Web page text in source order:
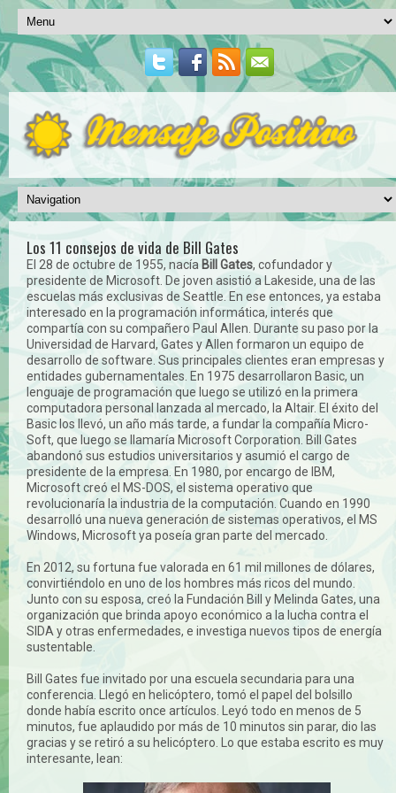
Los 11 consejos de vida de Bill Gates
El 28 de octubre de 1955, nacía Bill Gates, cofundador y
presidente de Microsoft. De joven asistió a Lakeside, una de las
escuelas más exclusivas de Seattle. En ese entonces, ya estaba
interesado en la programación informática, interés que
compartía con su compañero Paul Allen. Durante su paso por la
Universidad de Harvard, Gates y Allen formaron un equipo de
desarrollo de software. Sus principales clientes eran empresas y
entidades gubernamentales. En 1975 desarrollaron Basic, un
lenguaje de programación que luego se utilizó en la primera
computadora personal lanzada al mercado, la Altair. El éxito del
Basic los llevó, un año más tarde, a fundar la compañía Micro-
Soft, que luego se llamaría Microsoft Corporation. Bill Gates
abandonó sus estudios universitarios y asumió el cargo de
presidente de la empresa. En 1980, por encargo de IBM,
Microsoft creó el MS-DOS, el sistema operativo que
revolucionaría la industria de la computación. Cuando en 1990
desarrolló una nueva generación de sistemas operativos, el MS
Windows, Microsoft ya poseía gran parte del mercado.
En 2012, su fortuna fue valorada en 61 mil millones de dólares,
convirtiéndolo en uno de los hombres más ricos del mundo.
Junto con su esposa, creó la Fundación Bill y Melinda Gates, una
organización que brinda apoyo económico a la lucha contra el
SIDA y otras enfermedades, e investiga nuevos tipos de energía
sustentable.
Bill Gates fue invitado por una escuela secundaria para una
conferencia. Llegó en helicóptero, tomó el papel del bolsillo
donde había escrito once artículos. Leyó todo en menos de 5
minutos, fue aplaudido por más de 10 minutos sin parar, dio las
gracias y se retiró a su helicóptero. Lo que estaba escrito es muy
interesante, lean: